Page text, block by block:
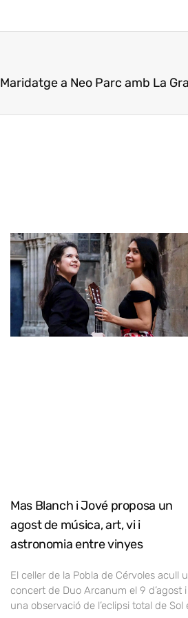
Maridatge a Neo Parc amb La
Mas Blanch i Jové proposa un
agost de música, art, vi i
astronomia entre vinyes
El celler de la Pobla de Cérvoles acull
concert de Duo Arcanum el 9 d’agost i
una observació de l’eclipsi total de Sol